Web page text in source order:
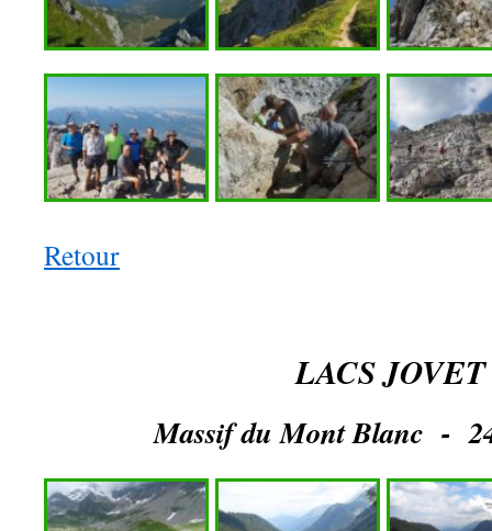
Retour
LACS
Massif du Mont Blanc -